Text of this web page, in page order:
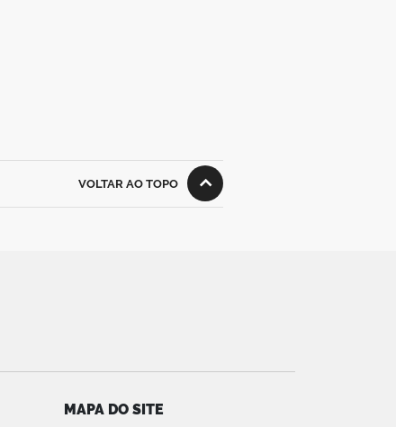
VOLTAR AO TOPO
MAPA DO SITE